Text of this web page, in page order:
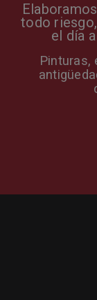
todo
el día
Pinturas,